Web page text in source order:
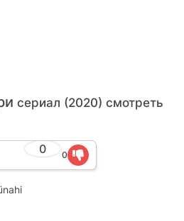
сериал (2020) смотреть
0 0